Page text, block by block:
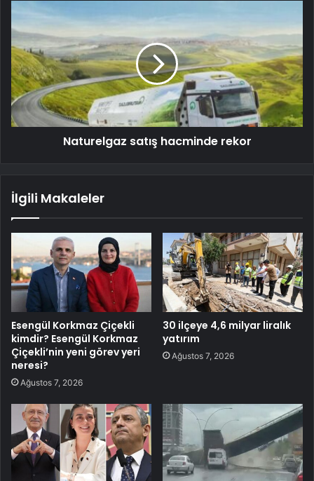
Naturelgaz satış hacminde rekor
İlgili Makaleler
Esengül Korkmaz Çiçekli
kimdir? Esengül Korkmaz
Çiçekli’nin yeni görev yeri
neresi?
Ağustos 7, 2026
30 ilçeye 4,6 milyar liralık
yatırım
Ağustos 7, 2026